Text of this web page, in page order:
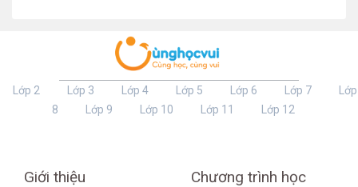
Lớp 2 Lớp 3 Lớp 4 Lớp 5 Lớp 6 Lớp 7
Lớp
8
Lớp 9 Lớp 10 Lớp 11 Lớp 12
Giới thiệu Chương trình học